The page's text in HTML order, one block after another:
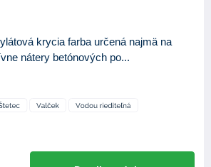
krycia farba určená najmä na
nátery betónových po...